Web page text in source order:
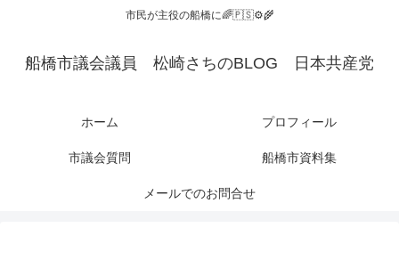
市民が主役の船橋に🌈🇵🇸⚙️🌾
船橋市議会議員 松崎さちのBLOG 日本共産党
ホーム プロフィール
市議会質問 船橋市資料集
メールでのお問合せ